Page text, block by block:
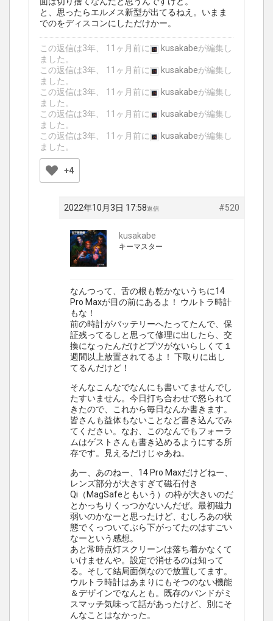
と、思ったらエルメス新型が出てるねえ。いまま
でのをディスコンにしただけかー。
この返信は3年、 11ヶ月前に kusakabeが編集し
ました。
この返信は3年、 11ヶ月前に
kusakabeが編集し
ました。
この返信は3年、 11ヶ月前に
kusakabeが編集し
ました。
この返信は3年、 11ヶ月前に
kusakabeが編集し
ました。
この返信は3年、 11ヶ月前に
kusakabeが編集し
ました。
+4
2022年10月3日 17:58 #520
返信
kusakabe
キーマスター
なんつって、舌の根も乾かないうちに14
Pro Maxが目の前にあるよ！ ウルトラ時計
もな！
前の時計がバッテリーへたってたんで、保
証残ってるしと思って修理に出したら、交
換になったんだけどブツがないらしくて１
週間以上放置されてるよ！ 下取りに出し
てるんだけど！
そんなこんなでなんにも書いてませんでし
たすいません。今日打ち合わせで怒られて
きたので、これから毎日なんか書きます。
皆さんも益体もないことなど書き込んでみ
てください。なお、このなんでもフォーラ
ムはゲストさんも書き込めるようにする所
存です。見えるだけじゃあね。
あー、あのねー、14 Pro Maxだけどねー、
レンズ部分が大きすぎて磁石付き
Qi（MagSafeともいう）の枠が大きいのだ
とかっちりくっつかないんだぜ。最初磁力
弱いのかなーと思ったけど、むしろあの状
態でくっついてぶら下がってたのはすごい
なーという感想。
あと常時点灯スクリーンは落ち着かなくて
いけませんや。設定で消せるのは知って
る。そして結局面倒なので放置してます。
ウルトラ時計はあまりにもそつのない機能
＆デザインでなんとも。既存のバンドがミ
スマッチ気味って話があったけど、別にそ
んなことはなかった。